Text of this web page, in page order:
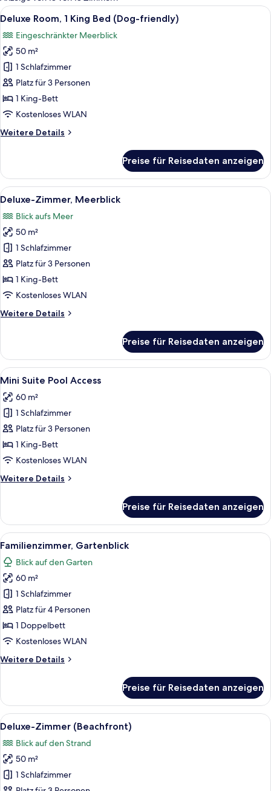
Zimmer
Alle
Fotos
für
Deluxe
Room,
1
King
Bed
friendly)
Ein modernes Hotelzimmer mit
8
Deluxe Room, 1 King Bed (Dog-friendly)
Eingeschränkter Meerblick
50 m²
1 Schlafzimmer
Platz für 3 Personen
1 King-Bett
Kostenloses WLAN
Weitere Details
Weitere
Room,
King
(Dog-
friendly)
Preise für Reisedaten anzeigen
Alle
Fotos
für
Deluxe-
Zimmer,
Meerblick
anzeigen
Ein Balkon mit Blick auf einen Pool
10
Deluxe-Zimmer, Meerblick
Blick aufs Meer
50 m²
1 Schlafzimmer
Platz für 3 Personen
1 King-Bett
Kostenloses WLAN
Weitere Details
Weitere
Zimmer,
Meerblick
Preise für Reisedaten anzeigen
Alle
Fotos
für
Mini
Suite
Pool
Access
Ein modernes Schlafzimmer mit
9
Mini Suite Pool Access
60 m²
1 Schlafzimmer
Platz für 3 Personen
1 King-Bett
Kostenloses WLAN
Weitere Details
Weitere
Suite
Pool
Access
Preise für Reisedaten anzeigen
Alle
Fotos
für
Familienzimmer,
Gartenblick
anzeigen
Ein modernes Schlafzimmer mit
12
Familienzimmer, Gartenblick
Blick auf den Garten
60 m²
1 Schlafzimmer
Platz für 4 Personen
1 Doppelbett
Kostenloses WLAN
Weitere Details
Weitere
Gartenblick
Preise für Reisedaten anzeigen
Alle
Fotos
für
Deluxe-
Zimmer
Ein modernes Zimmer mit einer
12
Deluxe-Zimmer (Beachfront)
Blick auf den Strand
50 m²
1 Schlafzimmer